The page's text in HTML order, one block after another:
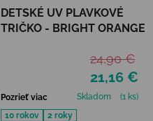
DETSKÉ UV PLAVKOVÉ
TRIČKO - BRIGHT ORANGE
21,16 €
24,90 €
Pozrieť viac Skladom
(1 ks)
10 rokov
2 roky